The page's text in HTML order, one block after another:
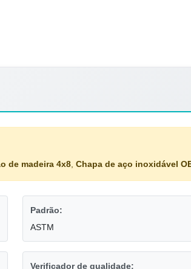
de madeira 4x8 Chapa de aço inoxidável
Padrão:
ASTM
Verificador de qualidade: